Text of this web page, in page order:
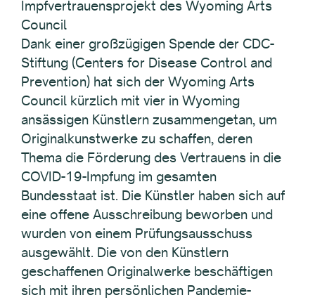
Impfvertrauensprojekt des Wyoming Arts
Council
Dank einer großzügigen Spende der CDC-
Stiftung (Centers for Disease Control and
Prevention) hat sich der Wyoming Arts
Council kürzlich mit vier in Wyoming
ansässigen Künstlern zusammengetan, um
Originalkunstwerke zu schaffen, deren
Thema die Förderung des Vertrauens in die
COVID-19-Impfung im gesamten
Bundesstaat ist. Die Künstler haben sich auf
eine offene Ausschreibung beworben und
wurden von einem Prüfungsausschuss
ausgewählt. Die von den Künstlern
geschaffenen Originalwerke beschäftigen
sich mit ihren persönlichen Pandemie-